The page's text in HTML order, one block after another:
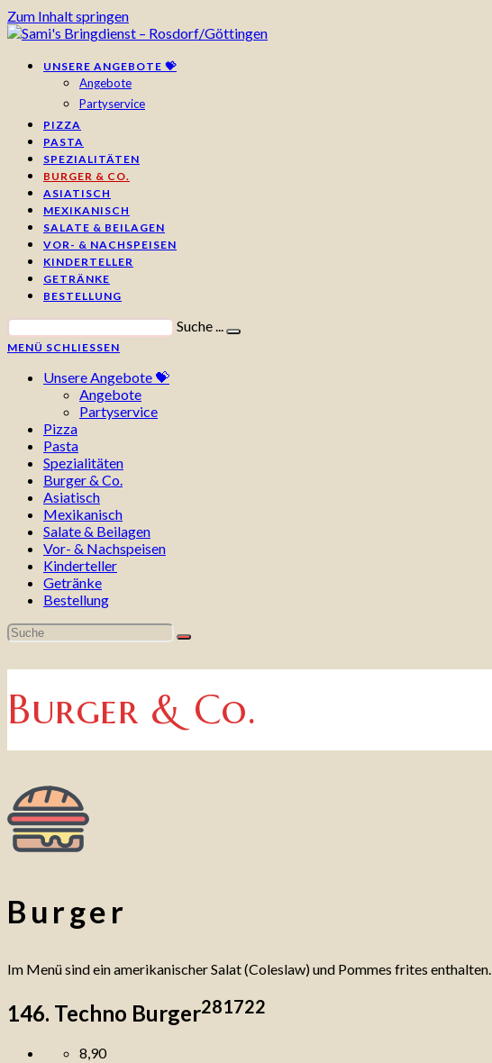
Zum Inhalt springen
UNSERE ANGEBOTE 💝
Angebote
Partyservice
PIZZA
PASTA
SPEZIALITÄTEN
BURGER & CO.
ASIATISCH
MEXIKANISCH
SALATE & BEILAGEN
VOR- & NACHSPEISEN
KINDERTELLER
GETRÄNKE
BESTELLUNG
Suche ...
MENÜ SCHLIESSEN
Unsere Angebote 💝
Angebote
Partyservice
Pizza
Pasta
Spezialitäten
Burger & Co.
Asiatisch
Mexikanisch
Salate & Beilagen
Vor- & Nachspeisen
Kinderteller
Getränke
Bestellung
Burger & Co.
Burger
Im Menü sind ein amerikanischer Salat (Coleslaw) und Pommes frites enthalten.
146. Techno Burger281722
8,90